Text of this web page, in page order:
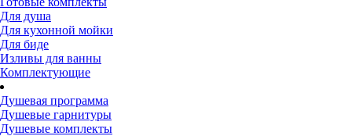
Для душа
Для кухонной мойки
Для биде
Изливы для ванны
Комплектующие
Душевая программа
Душевые гарнитуры
Душевые комплекты